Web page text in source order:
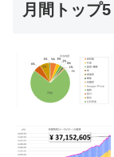
月間トップ5